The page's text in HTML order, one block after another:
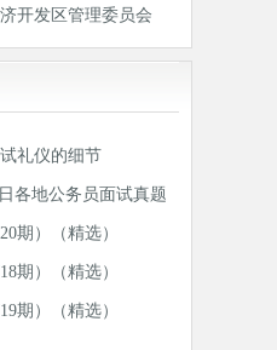
开发区管理委员会
礼仪的细节
各地公务员面试真题
期）（精选）
期）（精选）
期）（精选）